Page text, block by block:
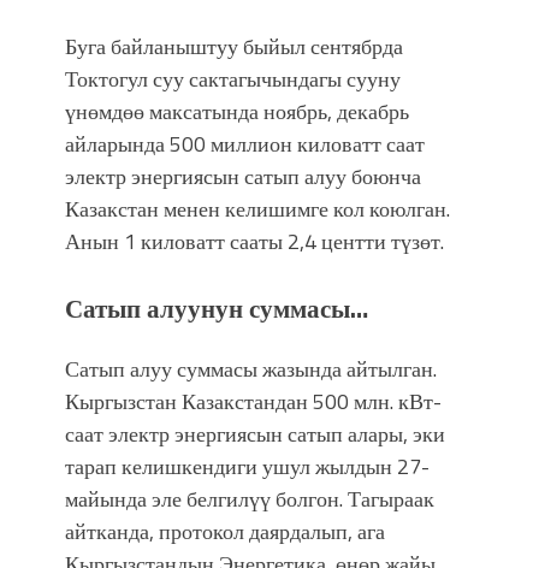
Буга байланыштуу быйыл сентябрда
Токтогул суу сактагычындагы сууну
үнөмдөө максатында ноябрь, декабрь
айларында 500 миллион киловатт саат
электр энергиясын сатып алуу боюнча
Казакстан менен келишимге кол коюлган.
Анын 1 киловатт сааты 2,4 центти түзөт.
Сатып алуунун суммасы…
Сатып алуу суммасы жазында айтылган.
Кыргызстан Казакстандан 500 млн. кВт-
саат электр энергиясын сатып алары, эки
тарап келишкендиги ушул жылдын 27-
майында эле белгилүү болгон. Тагыраак
айтканда, протокол даярдалып, ага